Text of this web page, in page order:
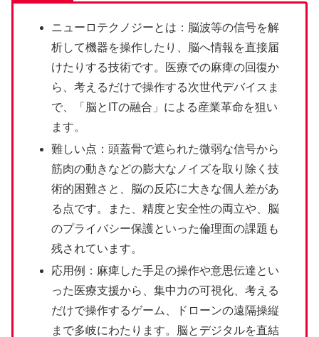
ニューロテクノジーとは：脳波等の信号を解
析して機器を操作したり、脳へ情報を直接届
けたりする技術です。医療での麻痺の回復か
ら、考えるだけで操作する次世代デバイスま
で、「脳とITの融合」による産業革命を狙い
ます。
難しい点：頭蓋骨で遮られた微弱な信号から
筋肉の動きなどの膨大なノイズを取り除く技
術的困難さと、脳の反応に大きな個人差があ
る点です。また、精度と安全性の両立や、脳
のプライバシー保護といった倫理面の課題も
残されています。
応用例：麻痺した手足の操作や意思伝達とい
った医療支援から、集中力の可視化、考える
だけで操作するゲーム、ドローンの遠隔操縦
まで多岐にわたります。脳とデジタルを直結